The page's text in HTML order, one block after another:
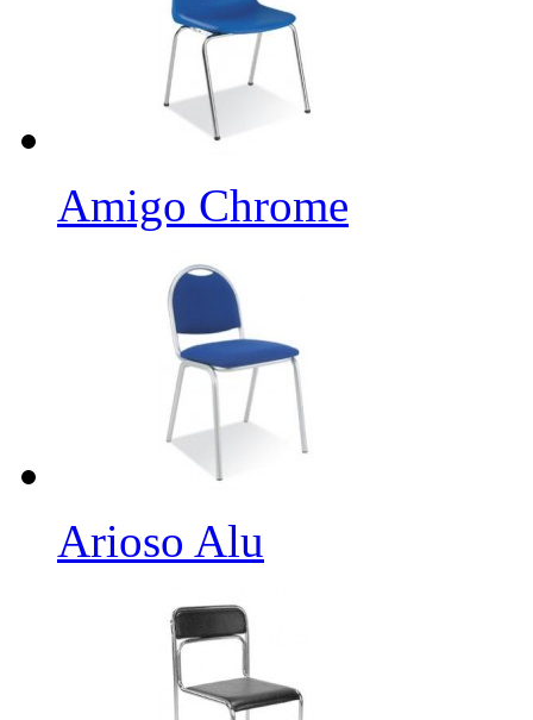
Amigo Chrome
Arioso Alu